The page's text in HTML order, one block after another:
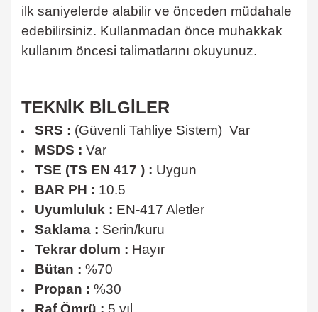
ilk saniyelerde alabilir ve önceden müdahale
edebilirsiniz. Kullanmadan önce muhakkak
kullanım öncesi talimatlarını okuyunuz.
TEKNİK BİLGİLER
SRS : (Güvenli Tahliye Sistem) Var
MSDS : Var
TSE (TS EN 417 ) : Uygun
BAR PH : 10.5
Uyumluluk : EN-417 Aletler
Saklama : Serin/kuru
Tekrar dolum : Hayır
Bütan : %70
Propan : %30
Raf Ömrü : 5 yıl